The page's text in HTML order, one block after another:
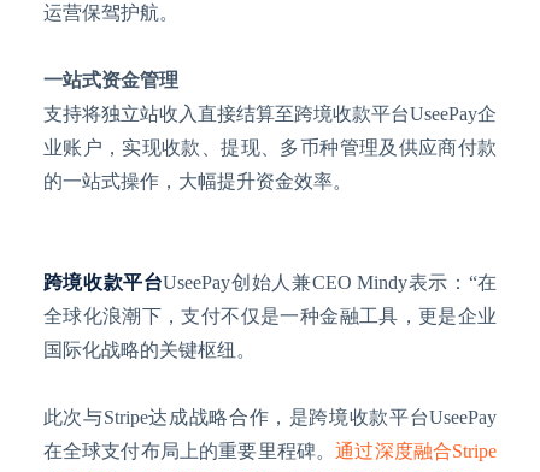
运营保驾护航。
一站式资金管理
支持将独立站收入直接结算至跨境收款平台UseePay企
业账户，实现收款、提现、多币种管理及供应商付款
的一站式操作，大幅提升资金效率。
跨境收款平台UseePay创始人兼CEO Mindy表示：“在
全球化浪潮下，支付不仅是一种金融工具，更是企业
国际化战略的关键枢纽。
此次与Stripe达成战略合作，是跨境收款平台UseePay
在全球支付布局上的重要里程碑。通过深度融合Stripe